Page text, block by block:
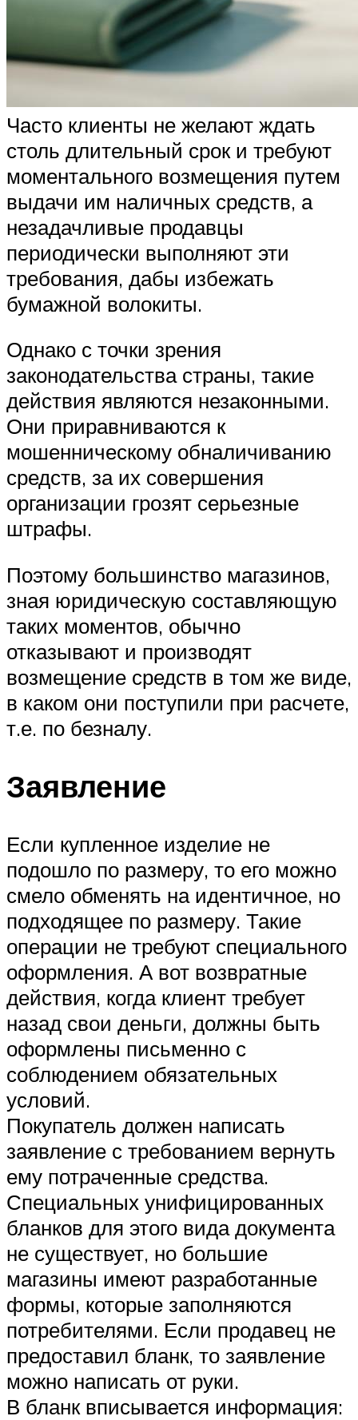
Часто клиенты не желают ждать
столь длительный срок и требуют
моментального возмещения путем
выдачи им наличных средств, а
незадачливые продавцы
периодически выполняют эти
требования, дабы избежать
бумажной волокиты.
Однако с точки зрения
законодательства страны, такие
действия являются незаконными.
Они приравниваются к
мошенническому обналичиванию
средств, за их совершения
организации грозят серьезные
штрафы.
Поэтому большинство магазинов,
зная юридическую составляющую
таких моментов, обычно
отказывают и производят
возмещение средств в том же виде,
в каком они поступили при расчете,
т.е. по безналу.
Заявление
Если купленное изделие не
подошло по размеру, то его можно
смело обменять на идентичное, но
подходящее по размеру. Такие
операции не требуют специального
оформления. А вот возвратные
действия, когда клиент требует
назад свои деньги, должны быть
оформлены письменно с
соблюдением обязательных
условий.
Покупатель должен написать
заявление с требованием вернуть
ему потраченные средства.
Специальных унифицированных
бланков для этого вида документа
не существует, но большие
магазины имеют разработанные
формы, которые заполняются
потребителями. Если продавец не
предоставил бланк, то заявление
можно написать от руки.
В бланк вписывается информация: